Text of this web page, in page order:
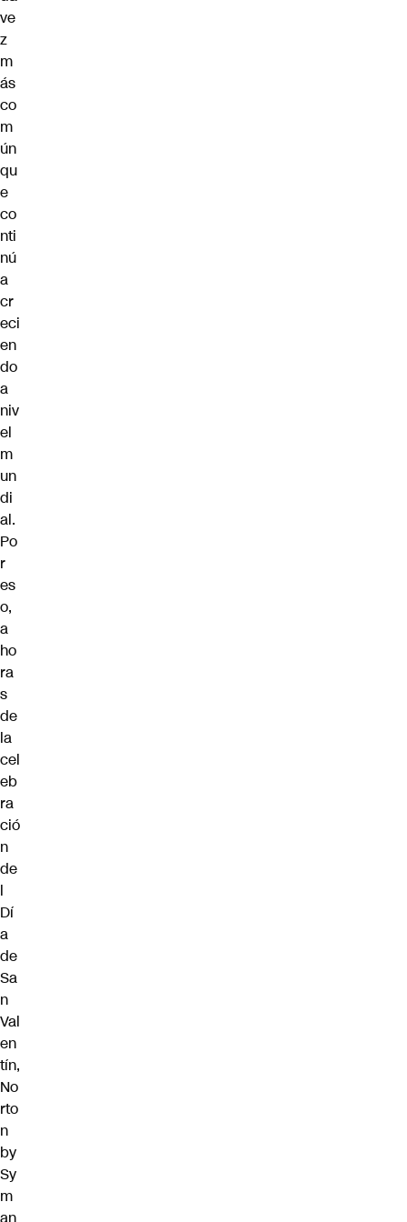
ve
z
m
ás
co
m
ún
qu
e
co
nti
nú
a
cr
eci
en
do
a
niv
el
m
un
di
al.
Po
r
es
o,
a
ho
ra
s
de
la
cel
eb
ra
ció
n
de
l
Dí
a
de
Sa
n
Val
en
tín,
No
rto
n
by
Sy
m
an